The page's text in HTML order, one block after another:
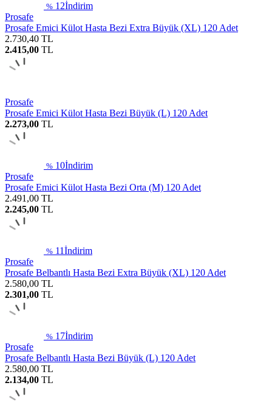
% 12İndirim
Prosafe
Prosafe Emici Külot Hasta Bezi Extra Büyük (XL) 120 Adet
2.730,40 TL
2.415,00 TL
Prosafe
Prosafe Emici Külot Hasta Bezi Büyük (L) 120 Adet
2.273,00 TL
% 10İndirim
Prosafe
Prosafe Emici Külot Hasta Bezi Orta (M) 120 Adet
2.491,00 TL
2.245,00 TL
% 11İndirim
Prosafe
Prosafe Belbantlı Hasta Bezi Extra Büyük (XL) 120 Adet
2.580,00 TL
2.301,00 TL
% 17İndirim
Prosafe
Prosafe Belbantlı Hasta Bezi Büyük (L) 120 Adet
2.580,00 TL
2.134,00 TL